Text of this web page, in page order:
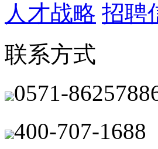
人才战略 招聘
联系方式
0571-
400-707-1688